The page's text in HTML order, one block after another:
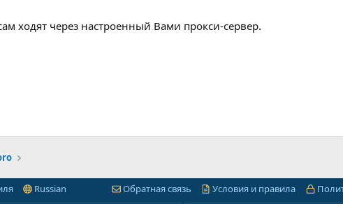
ходят через настроенный Вами прокси-сервер.
Russian Обратная связь Условия и правила